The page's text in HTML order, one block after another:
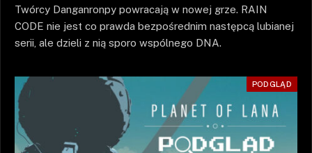
Twórcy Danganronpy powracają w nowej grze. RAIN
CODE nie jest co prawda bezpośrednim następcą lubianej
serii, ale dzieli z nią sporo wspólnego DNA.
PODGLĄD